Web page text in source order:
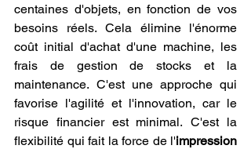
centaines d'objets, en fonction de vos
besoins réels. Cela élimine l'énorme
coût initial d'achat d'une machine, les
frais de gestion de stocks et la
maintenance. C'est une approche qui
favorise l'agilité et l'innovation, car le
risque financier est minimal. C'est la
flexibilité qui fait la force de l'impression